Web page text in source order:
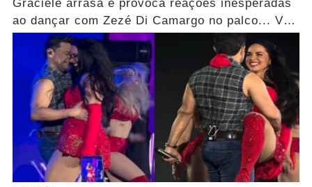
Graciele arrasa e provoca reações inesperadas
ao dançar com Zezé Di Camargo no palco... Ver